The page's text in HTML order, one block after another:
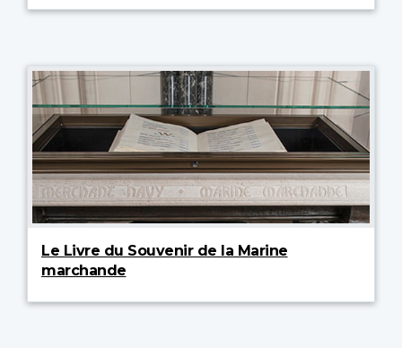
Le Livre du Souvenir de la Marine
marchande